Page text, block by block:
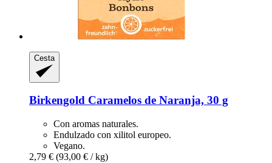
Cesta
Birkengold Caramelos de Naranja, 30 g
Con aromas naturales.
Endulzado con xilitol europeo.
Vegano.
2,79 € (93,00 € / kg)